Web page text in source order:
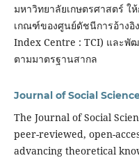
มหาวิทยาลัยเกษตรศาสตร์ ใ
เกณฑ์ของศูนย์ดัชนีการอ้างอิ
Index Centre : TCI) และพั
ตามมาตรฐานสากล
Journal of Social
The Journal of Social
peer-reviewed, open-
advancing theoretical